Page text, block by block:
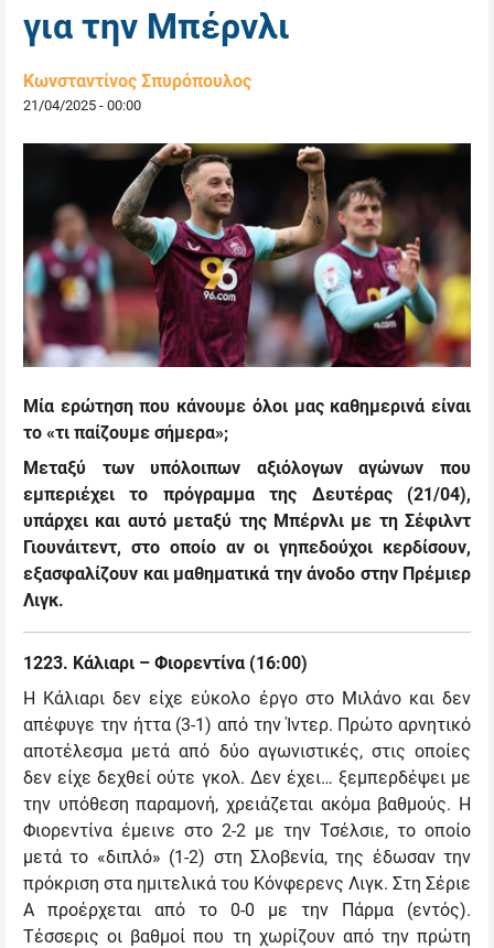
για την Μπέρνλι
Κωνσταντίνος Σπυρόπουλος
21/04/2025 - 00:00
Μία ερώτηση που κάνουμε όλοι μας καθημερινά είναι
το «τι παίζουμε σήμερα»;
Μεταξύ των υπόλοιπων αξιόλογων αγώνων που
εμπεριέχει το πρόγραμμα της Δευτέρας (21/04),
υπάρχει και αυτό μεταξύ της Μπέρνλι με τη Σέφιλντ
Γιουνάιτεντ, στο οποίο αν οι γηπεδούχοι κερδίσουν,
εξασφαλίζουν και μαθηματικά την άνοδο στην Πρέμιερ
Λιγκ.
1223. Κάλιαρι – Φιορεντίνα (16:00)
Η Κάλιαρι δεν είχε εύκολο έργο στο Μιλάνο και δεν
απέφυγε την ήττα (3-1) από την Ίντερ. Πρώτο αρνητικό
αποτέλεσμα μετά από δύο αγωνιστικές, στις οποίες
δεν είχε δεχθεί ούτε γκολ. Δεν έχει… ξεμπερδέψει με
την υπόθεση παραμονή, χρειάζεται ακόμα βαθμούς. Η
Φιορεντίνα έμεινε στο 2-2 με την Τσέλσιε, το οποίο
μετά το «διπλό» (1-2) στη Σλοβενία, της έδωσαν την
πρόκριση στα ημιτελικά του Κόνφερενς Λιγκ. Στη Σέριε
Α προέρχεται από το 0-0 με την Πάρμα (εντός).
Τέσσερις οι βαθμοί που τη χωρίζουν από την πρώτη